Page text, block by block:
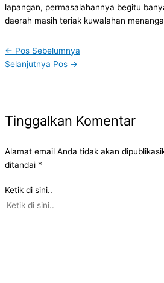
lapangan, permasalahannya begitu
daerah masih teriak kuwalahan
← Pos Sebelumnya
Selanjutnya Pos →
Tinggalkan Komentar
Alamat email Anda tidak akan
ditandai *
Ketik di sini..